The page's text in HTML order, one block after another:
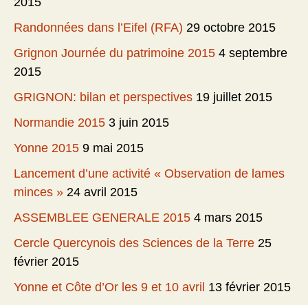
Randonnées dans l’Eifel (RFA) 29 octobre 2015
Grignon Journée du patrimoine 2015 4 septembre
2015
GRIGNON: bilan et perspectives 19 juillet 2015
Normandie 2015 3 juin 2015
Yonne 2015 9 mai 2015
Lancement d’une activité « Observation de lames
minces » 24 avril 2015
ASSEMBLEE GENERALE 2015 4 mars 2015
Cercle Quercynois des Sciences de la Terre 25
février 2015
Yonne et Côte d’Or les 9 et 10 avril 13 février 2015